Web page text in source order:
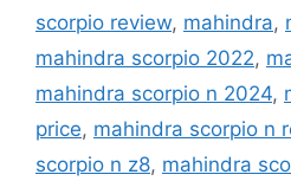
scorpio review, mahindra,
mahindra scorpio 2022,
mahindra scorpio n 2024,
price, mahindra scorpio n
scorpio n z8, mahindra